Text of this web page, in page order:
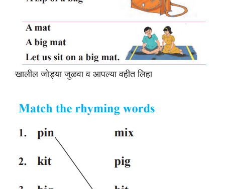
खालील जोड्या जुळवा व आपल्या वहीत लिहा